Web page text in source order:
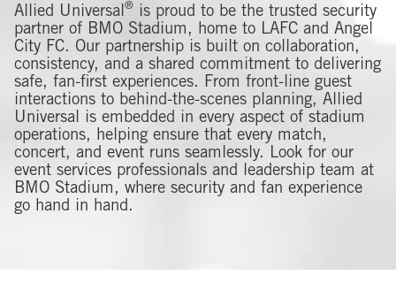
Allied Universal ®
is proud to be the trusted security
partner of BMO Stadium, home to LAFC and Angel
City FC. Our partnership is built on collaboration,
consistency, and a shared commitment to delivering
safe, fan-first experiences. From front-line guest
interactions to behind-the-scenes planning, Allied
Universal is embedded in every aspect of stadium
operations, helping ensure that every match,
concert, and event runs seamlessly. Look for our
event services professionals and leadership team at
BMO Stadium, where security and fan experience
go hand in hand.